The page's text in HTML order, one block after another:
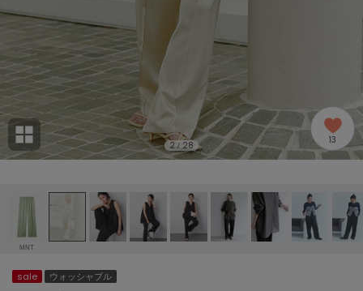
リー (664)
ョン雑貨 (865)
/ランジェリー (127)
ェア (121)
(124)
アディダス バイ ステラマッカートニー
ALLISON BROWN
アリソンブラウン
amabro
Ame no chi Hare
アメノチハレ
ánuans
アニュアンス
ànuke
アンヌーク
2/ 28 13
MNT
sale
ウォッシャブル